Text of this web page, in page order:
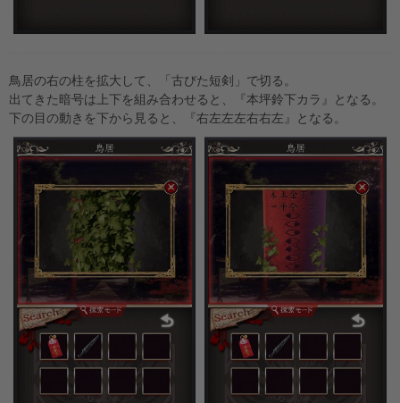
鳥居の右の柱を拡大して、「古びた短剣」で切る。
出てきた暗号は上下を組み合わせると、『本坪鈴下カラ』となる。
下の目の動きを下から見ると、『右左左左右右左』となる。